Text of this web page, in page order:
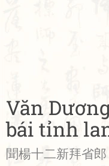
Văn
bái tỉnh
聞楊十二新拜省